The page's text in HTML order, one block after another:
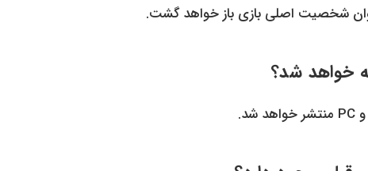
شخصیت اصلی بازی باز خواهد گشت.